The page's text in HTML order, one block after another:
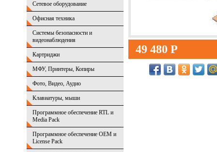
Сетевое оборудование
Офисная техника
Системы безопасности и
видеонаблюдения
Картриджи
МФУ, Принтеры, Копиры
Фото, Видео, Аудио
Клавиатуры, мыши
Программное обеспечение RTL и
Media Pack
Программное обеспечение OEM и
License Pack
49 480 Р